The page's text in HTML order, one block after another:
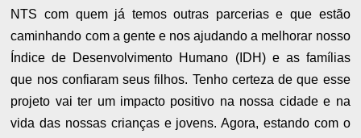
NTS com quem já temos outras parcerias e que estão
caminhando com a gente e nos ajudando a melhorar nosso
Índice de Desenvolvimento Humano (IDH) e as famílias
que nos confiaram seus filhos. Tenho certeza de que esse
projeto vai ter um impacto positivo na nossa cidade e na
vida das nossas crianças e jovens. Agora, estando com o